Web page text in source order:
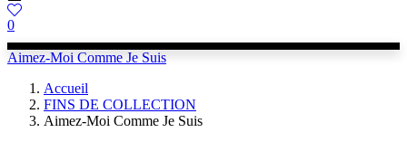
0
Aimez-Moi Comme Je Suis
Accueil
FINS DE COLLECTION
Aimez-Moi Comme Je Suis